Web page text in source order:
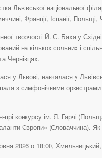
Львівської національної
Франції, Іспанії,
творчості Й. С. Баха у
на кількох сольних і
Чернівцях.
у Львові, навчалася у
з симфонічними
прі конкурсу ім. Я. Гарчі
Європи» (Словаччина).
2026 о 18:00,